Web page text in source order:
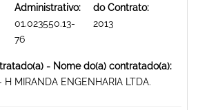
Administrativo:
01.023550.13-
76
do Contrato:
2013
- Nome do(a) contratado(a):
MIRANDA ENGENHARIA LTDA.